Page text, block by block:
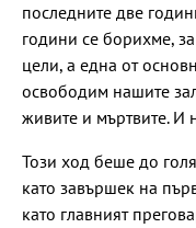
последните две
години се борихме,
цели, а една от
освободим нашите
живите и мъртвите. И
Този ход беше до
като завършек на
като главният